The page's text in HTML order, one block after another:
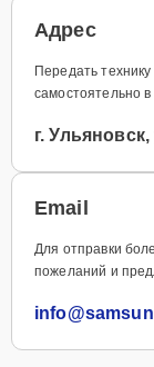
Адрес
Передать
самостоятельно
г.
Email
Для отправки
пожеланий и